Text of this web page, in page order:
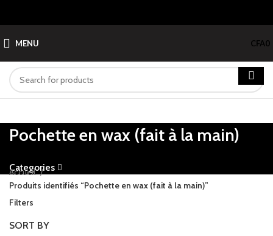
MENU CFA0
Pochette en wax (fait à la main)
Categories
Accueil
Produits identifiés “Pochette en wax (fait à la main)”
Filters
SORT BY